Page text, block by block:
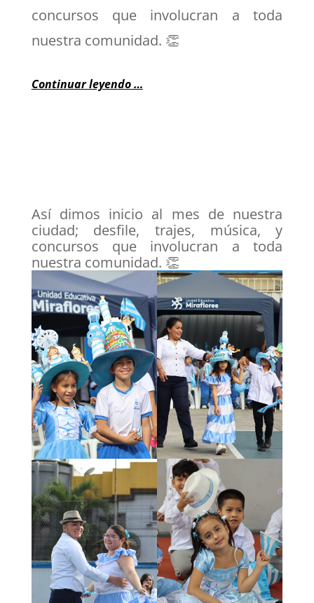
concursos que involucran a toda
nuestra comunidad. 👏
Continuar leyendo …
Así dimos inicio al mes de nuestra
ciudad; desfile, trajes, música, y
concursos que involucran a toda
nuestra comunidad. 👏